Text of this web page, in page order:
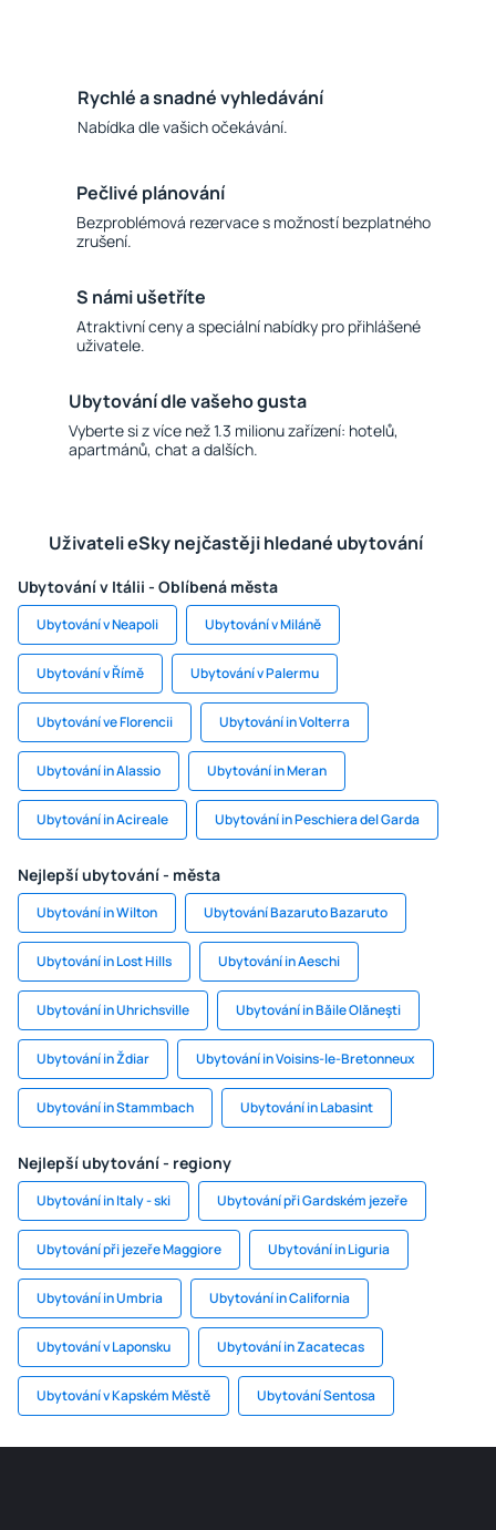
Rychlé a snadné vyhledávání
Nabídka dle vašich očekávání.
Pečlivé plánování
Bezproblémová rezervace s možností bezplatného
zrušení.
S námi ušetříte
Atraktivní ceny a speciální nabídky pro přihlášené
uživatele.
Ubytování dle vašeho gusta
Vyberte si z více než 1.3 milionu zařízení: hotelů,
apartmánů, chat a dalších.
Uživateli eSky nejčastěji hledané ubytování
Ubytování v Itálii - Oblíbená města
Ubytování v Neapoli Ubytování v Miláně
Ubytování v Římě Ubytování v Palermu
Ubytování ve Florencii Ubytování in Volterra
Ubytování in Alassio Ubytování in Meran
Ubytování in Acireale Ubytování in Peschiera del Garda
Nejlepší ubytování - města
Ubytování in Wilton Ubytování Bazaruto Bazaruto
Ubytování in Lost Hills Ubytování in Aeschi
Ubytování in Uhrichsville Ubytování in Băile Olăneşti
Ubytování in Ždiar Ubytování in Voisins-le-Bretonneux
Ubytování in Stammbach Ubytování in Labasint
Nejlepší ubytování - regiony
Ubytování in Italy - ski Ubytování při Gardském jezeře
Ubytování při jezeře Maggiore Ubytování in Liguria
Ubytování in Umbria Ubytování in California
Ubytování v Laponsku Ubytování in Zacatecas
Ubytování v Kapském Městě Ubytování Sentosa